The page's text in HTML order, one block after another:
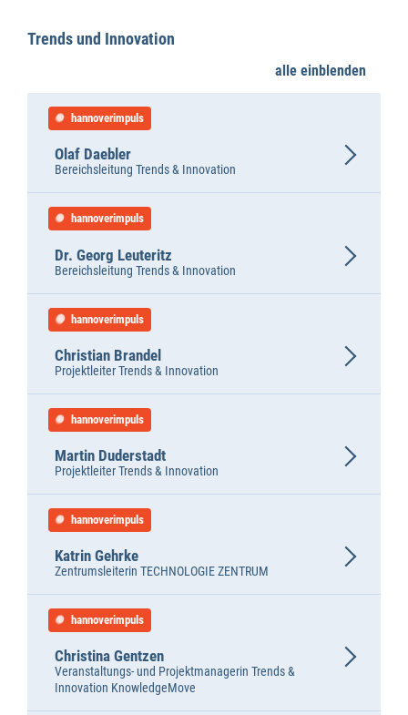
Trends und Innovation
alle einblenden
hannoverimpuls
Bereichsleitung Trends & Innovation
Olaf Daebler
hannoverimpuls
Bereichsleitung Trends & Innovation
Dr. Georg Leuteritz
hannoverimpuls
Projektleiter Trends & Innovation
Christian Brandel
hannoverimpuls
Projektleiter Trends & Innovation
Martin Duderstadt
hannoverimpuls
Zentrumsleiterin TECHNOLOGIE ZENTRUM
Katrin Gehrke
hannoverimpuls
Veranstaltungs- und Projektmanagerin Trends &
Innovation KnowledgeMove
Christina Gentzen